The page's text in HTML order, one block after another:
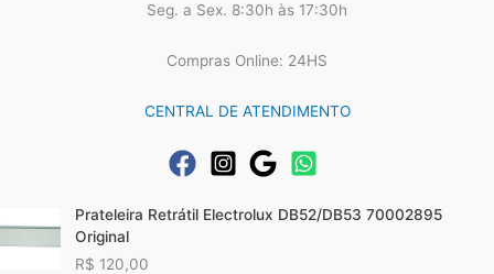
Seg. a Sex. 8:30h às 17:30h
Compras Online: 24HS
CENTRAL DE ATENDIMENTO
Prateleira Retrátil Electrolux DB52/DB53 70002895
Original
R$ 120,00